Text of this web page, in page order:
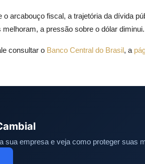
arcabouço fiscal, a trajetória da dívida
a pressão sobre o dólar diminui.
consultar o Banco Central do Brasil, a
sua empresa e veja como proteger suas